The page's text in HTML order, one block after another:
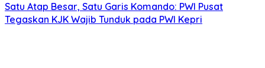
Satu Atap Besar, Satu Garis Komando: PWI Pusat
Tegaskan KJK Wajib Tunduk pada PWI Kepri